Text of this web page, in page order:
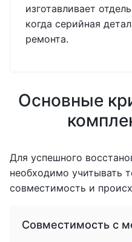
изготавливает
когда серийная
ремонта.
Основные
Для успешного
необходимо учитывать
совместимость и
Совместимость с